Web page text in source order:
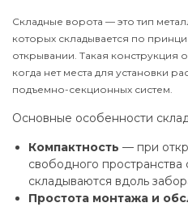
Складные ворота — это тип
которых складывается по
открывании. Такая конструкция
когда нет места для установки
подъемно-секционных систем.
Основные особенности
Компактность — при
свободного пространства
складываются вдоль
Простота монтажа и